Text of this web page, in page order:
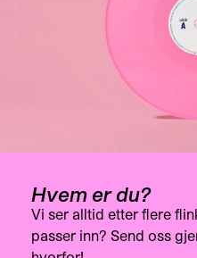
Hvem er du?
Vi ser alltid etter flere
passer inn? Send oss